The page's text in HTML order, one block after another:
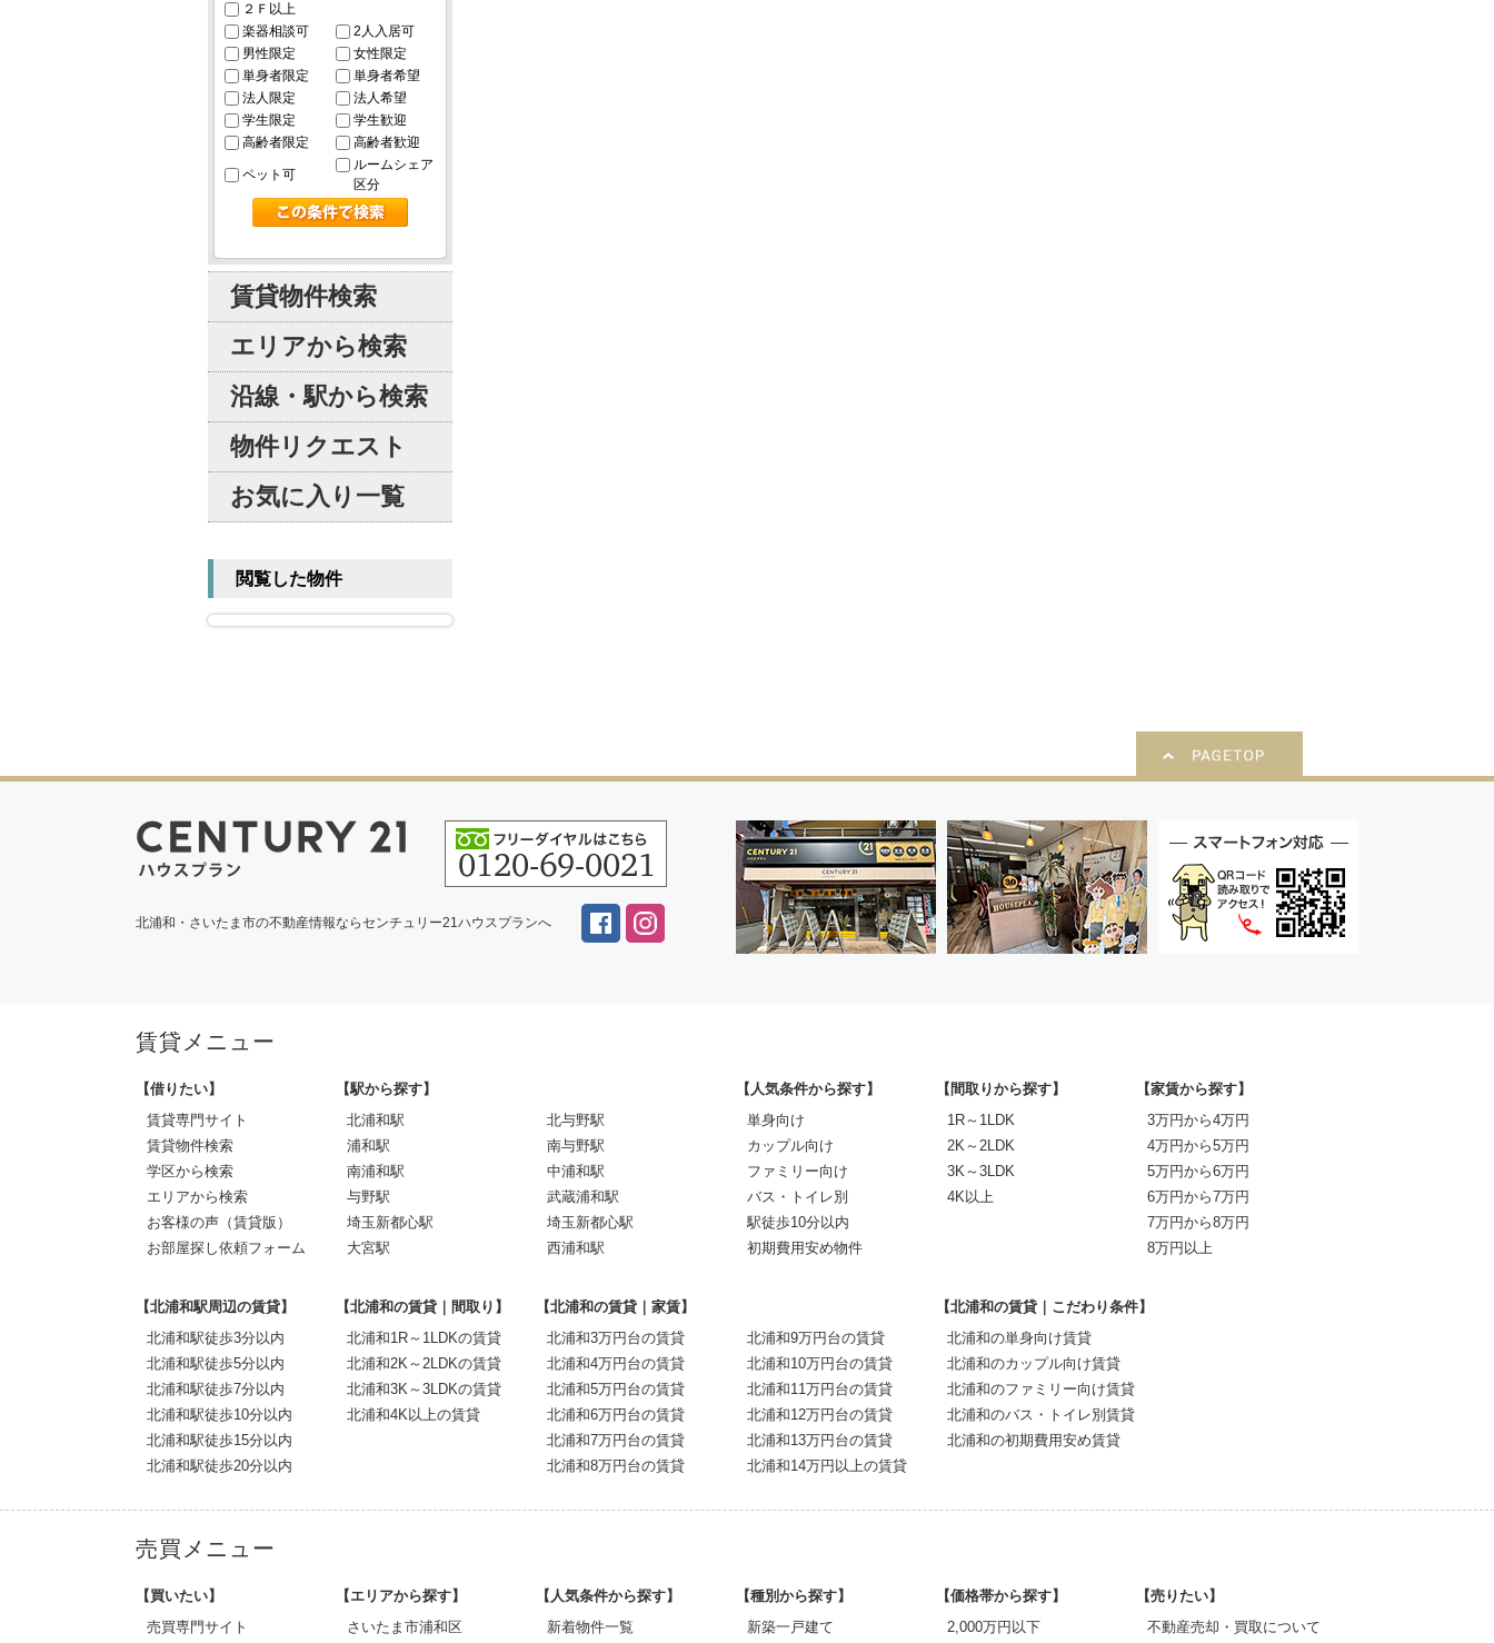
２Ｆ以上
楽器相談可
2人入居可
男性限定
女性限定
単身者限定
単身者希望
法人限定
法人希望
学生限定
学生歓迎
高齢者限定
高齢者歓迎
ペット可
ルームシェア
区分
賃貸物件検索
エリアから検索
沿線・駅から検索
物件リクエスト
お気に入り一覧
閲覧した物件
北浦和・さいたま市の不動産情報ならセンチュリー21ハウスプランへ
賃貸メニュー
【借りたい】
賃貸専門サイト
賃貸物件検索
学区から検索
エリアから検索
お客様の声（賃貸版）
お部屋探し依頼フォーム
【駅から探す】
北浦和駅
浦和駅
南浦和駅
与野駅
埼玉新都心駅
大宮駅
北与野駅
南与野駅
中浦和駅
武蔵浦和駅
埼玉新都心駅
西浦和駅
【人気条件から探す】
単身向け
カップル向け
ファミリー向け
バス・トイレ別
駅徒歩10分以内
初期費用安め物件
【間取りから探す】
1R～1LDK
2K～2LDK
3K～3LDK
4K以上
【家賃から探す】
3万円から4万円
4万円から5万円
5万円から6万円
6万円から7万円
7万円から8万円
8万円以上
【北浦和駅周辺の賃貸】
北浦和駅徒歩3分以内
北浦和駅徒歩5分以内
北浦和駅徒歩7分以内
北浦和駅徒歩10分以内
北浦和駅徒歩15分以内
北浦和駅徒歩20分以内
【北浦和の賃貸｜間取り】
北浦和1R～1LDKの賃貸
北浦和2K～2LDKの賃貸
北浦和3K～3LDKの賃貸
北浦和4K以上の賃貸
【北浦和の賃貸｜家賃】
北浦和3万円台の賃貸
北浦和4万円台の賃貸
北浦和5万円台の賃貸
北浦和6万円台の賃貸
北浦和7万円台の賃貸
北浦和8万円台の賃貸
北浦和9万円台の賃貸
北浦和10万円台の賃貸
北浦和11万円台の賃貸
北浦和12万円台の賃貸
北浦和13万円台の賃貸
北浦和14万円以上の賃貸
【北浦和の賃貸｜こだわり条件】
北浦和の単身向け賃貸
北浦和のカップル向け賃貸
北浦和のファミリー向け賃貸
北浦和のバス・トイレ別賃貸
北浦和の初期費用安め賃貸
売買メニュー
【買いたい】
売買専門サイト
【エリアから探す】
さいたま市浦和区
【人気条件から探す】
新着物件一覧
【種別から探す】
新築一戸建て
【価格帯から探す】
2,000万円以下
【売りたい】
不動産売却・買取について